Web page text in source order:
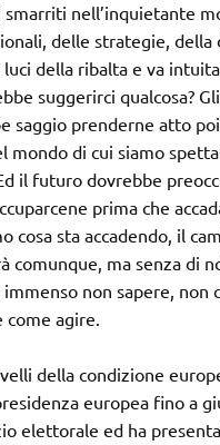
nell’inquietante
delle strategie, della
della ribalta e va
suggerirci qualcosa?
saggio prenderne atto
mondo di cui siamo
il futuro dovrebbe
prima che
cosa sta accadendo, il
comunque, ma senza di
non sapere, non
come agire.
della condizione
europea fino a
elettorale ed ha